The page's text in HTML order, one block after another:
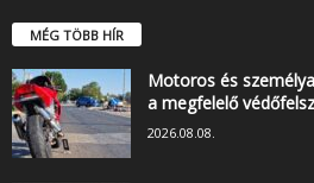
MÉG TÖBB HÍR
Motoros és
a megfelelő
2026.08.08.